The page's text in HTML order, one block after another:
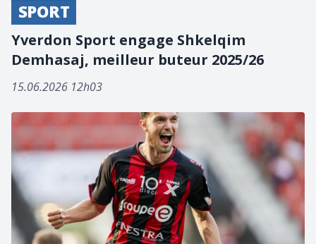
SPORT
Yverdon Sport engage Shkelqim
Demhasaj, meilleur buteur 2025/26
15.06.2026 12h03